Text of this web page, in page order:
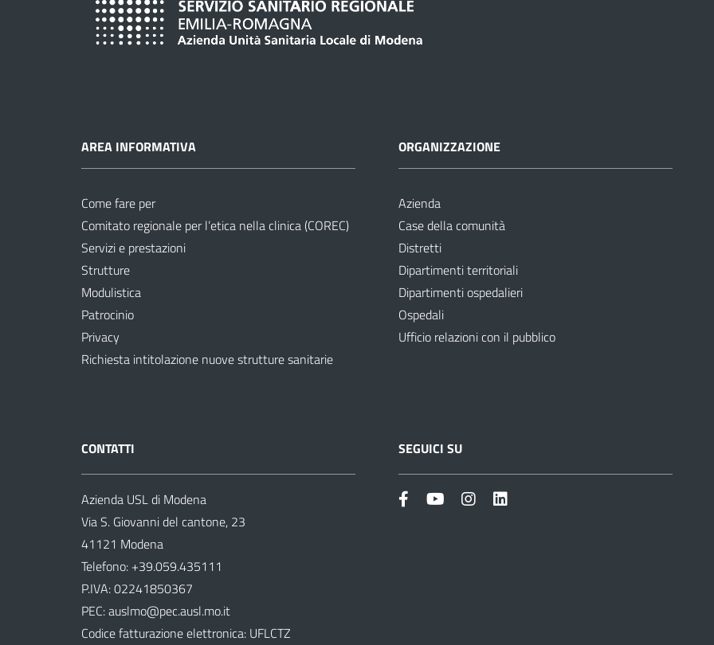
AREA INFORMATIVA
Come fare per
Comitato regionale per l’etica nella clinica (COREC)
Servizi e prestazioni
Strutture
Modulistica
Patrocinio
Privacy
Richiesta intitolazione nuove strutture sanitarie
ORGANIZZAZIONE
Azienda
Case della comunità
Distretti
Dipartimenti territoriali
Dipartimenti ospedalieri
Ospedali
Ufficio relazioni con il pubblico
CONTATTI
Azienda USL di Modena
Via S. Giovanni del cantone, 23
41121 Modena
Telefono: +39.059.435111
P.IVA: 02241850367
PEC:auslmo@pec.ausl.mo.it
Codice fatturazione elettronica: UFLCTZ
SEGUICI SU